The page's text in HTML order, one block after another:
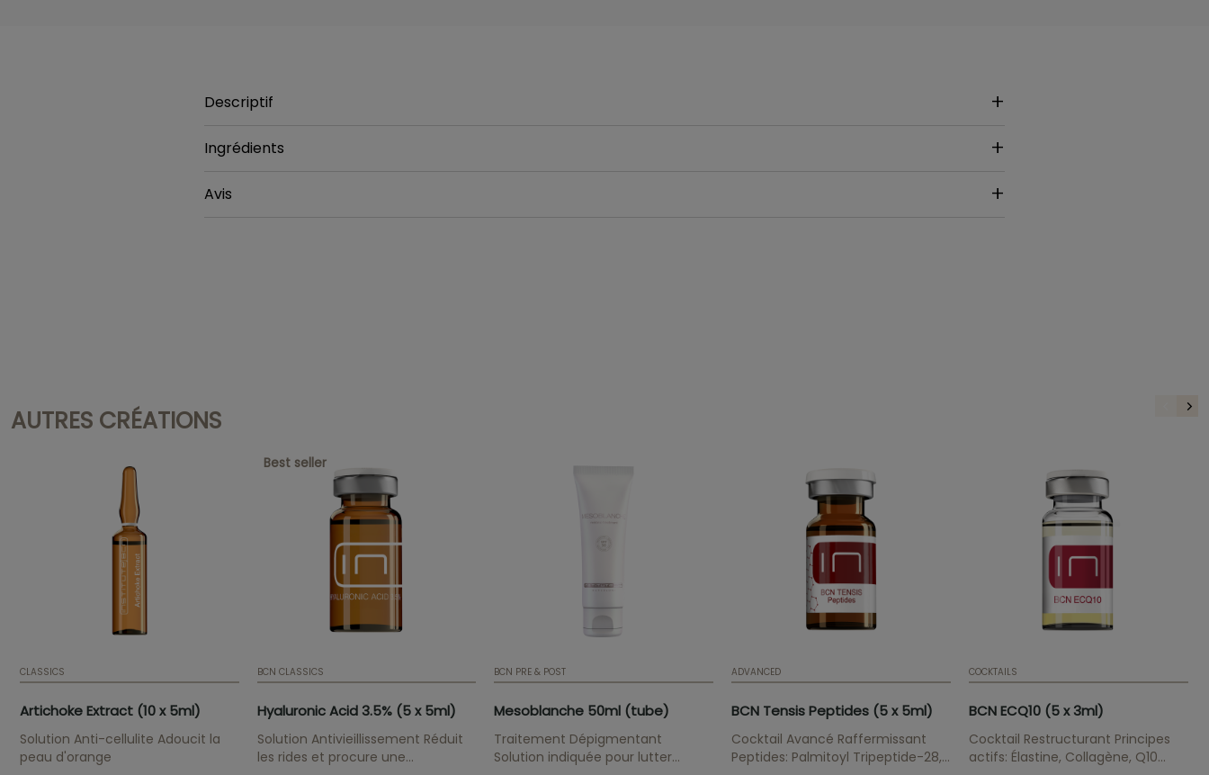
Descriptif
Ingrédients
Avis
AUTRES CRÉATIONS
CLASSICS
Artichoke Extract (10 x 5ml)
Solution Anti-cellulite Adoucit la
peau d'orange
Best seller
BCN CLASSICS
Hyaluronic Acid 3.5% (5 x 5ml)
Solution Antivieillissement Réduit
les rides et procure une
BCN PRE & POST
Mesoblanche 50ml (tube)
Traitement Dépigmentant
Solution indiquée pour lutter
ADVANCED
BCN Tensis Peptides (5 x 5ml)
Cocktail Avancé Raffermissant
Peptides: Palmitoyl Tripeptide-28,
COCKTAILS
BCN ECQ10 (5 x 3ml)
Cocktail Restructurant Principes
actifs: Élastine, Collagène, Q10